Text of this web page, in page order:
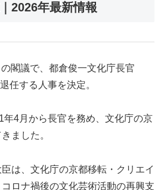
2026年最新情報
閣議で、都倉俊一文化庁長官
任する人事を決定。
年4月から長官を務め、文化庁の京
ました。
は、文化庁の京都移転・クリエイ
ロナ禍後の文化芸術活動の再興支